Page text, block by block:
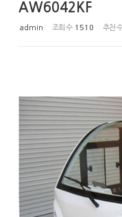
AW6042KF
admin 조회 수 1510 추천